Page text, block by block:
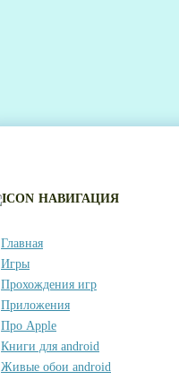
НАВИГАЦИЯ
Главная
Игры
Прохождения игр
Приложения
Про Apple
Книги для android
Живые обои android